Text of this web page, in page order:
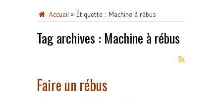
Accueil » Étiquette : Machine à rébus
Tag archives : Machine à rébus
Faire un rébus